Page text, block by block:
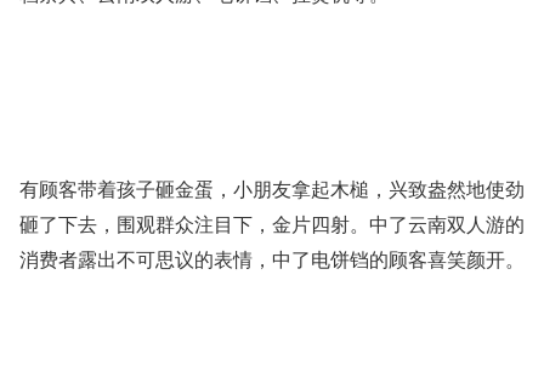
有顾客带着孩子砸金蛋，小朋友拿起木槌，兴致盎然地使劲
砸了下去，围观群众注目下，金片四射。中了云南双人游的
消费者露出不可思议的表情，中了电饼铛的顾客喜笑颜开。